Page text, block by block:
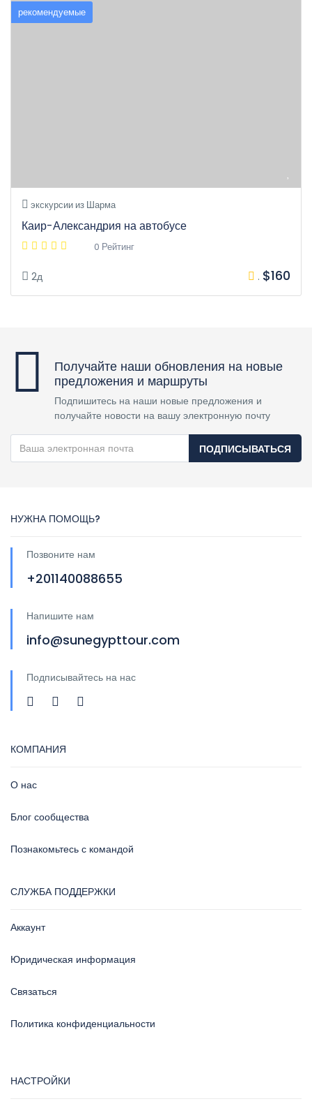
рекомендуемые
экскурсии из Шарма
Каир-Александрия на автобусе
0 Рейтинг
2д . $160
Получайте наши обновления на новые
предложения и маршруты
Подпишитесь на наши новые предложения и
получайте новости на вашу электронную почту
ПОДПИСЫВАТЬСЯ
НУЖНА ПОМОЩЬ?
Позвоните нам
+201140088655
Напишите нам
info@sunegypttour.com
Подписывайтесь на нас
КОМПАНИЯ
О нас
Блог сообщества
Познакомьтесь с командой
СЛУЖБА ПОДДЕРЖКИ
Аккаунт
Юридическая информация
Связаться
Политика конфиденциальности
НАСТРОЙКИ